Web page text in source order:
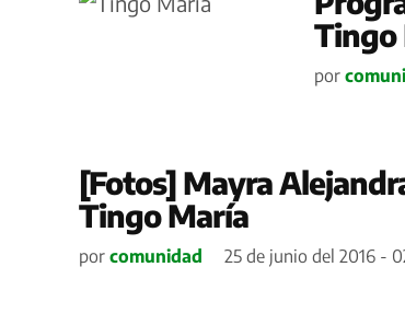
Tingo
por
[Fotos] Mayra
Tingo María
por comunidad 25 de junio del 2016 -